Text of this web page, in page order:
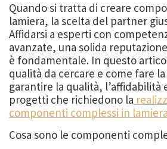
Quando si tratta di creare
lamiera, la scelta del partner
Affidarsi a esperti con
avanzate, una solida
è fondamentale. In questo
qualità da cercare e come fare
garantire la qualità, l’affidabilità
progetti che richiedono la
componenti complessi in lamiera
Cosa sono le componenti